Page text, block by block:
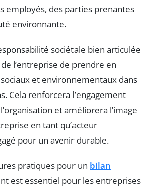
employés, des parties prenantes
environnante.
sociétale bien articulée
l’entreprise de prendre en
et environnementaux dans
Cela renforcera l’engagement
et améliorera l’image
en tant qu’acteur
pour un avenir durable.
pratiques pour un bilan
est essentiel pour les entreprises